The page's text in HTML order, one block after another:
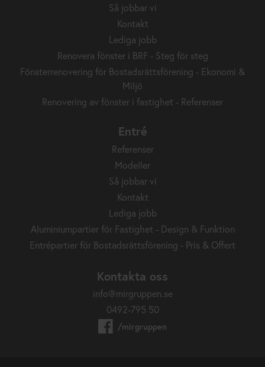
Så jobbar vi
Kontakt
Lediga jobb
Renovera fönster i BRF - Steg för steg
Fönsterrenovering för Bostadsrättsförening - Ekonomi &
Miljö
Renovering av fönster i fastighet - Referenser
Entré
Referenser
Modeller
Så jobbar vi
Kontakt
Lediga jobb
Aluminiumpartier för Fastighet - Design & Funktion
Entrépartier för Bostadsrättsförening - Pris & Offert
Kontakta oss
info@mirgruppen.se
0492-795 50
/mirgruppen